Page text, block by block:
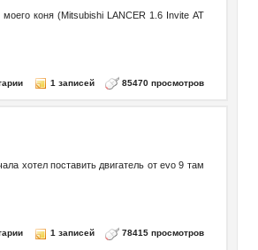
коня (Mitsubishi LANCER 1.6 Invite AT
1 записей 85470 просмотров
хотел поставить двигатель от evo 9 там
1 записей 78415 просмотров